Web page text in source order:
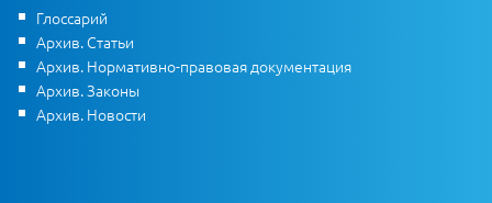
Глоссарий
Архив. Статьи
Архив. Нормативно-правовая документация
Архив. Законы
Архив. Новости